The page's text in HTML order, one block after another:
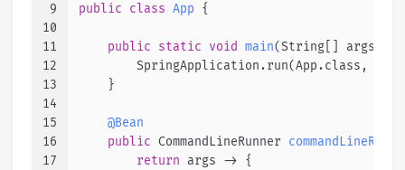
9
10
11
12
13
14
15
16
17
public
class App {
public static void main(String[] args)
SpringApplication.run(App.class,
    }
@Bean
public CommandLineRunner
return args -> {